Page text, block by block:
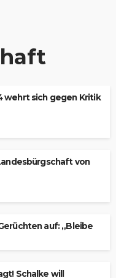
wehrt sich gegen Kritik
von
auf: „Bleibe
Schalke will